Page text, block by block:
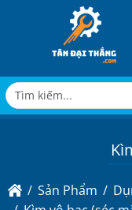
Sản Phẩm